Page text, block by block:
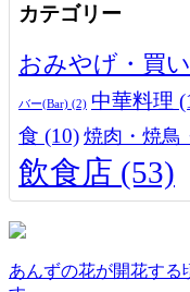
カテゴリー
おみやげ・買
バー(Bar) (2) 中華料理
食 (10) 焼肉・焼鳥
飲食店 (53)
あんずの花が開花する